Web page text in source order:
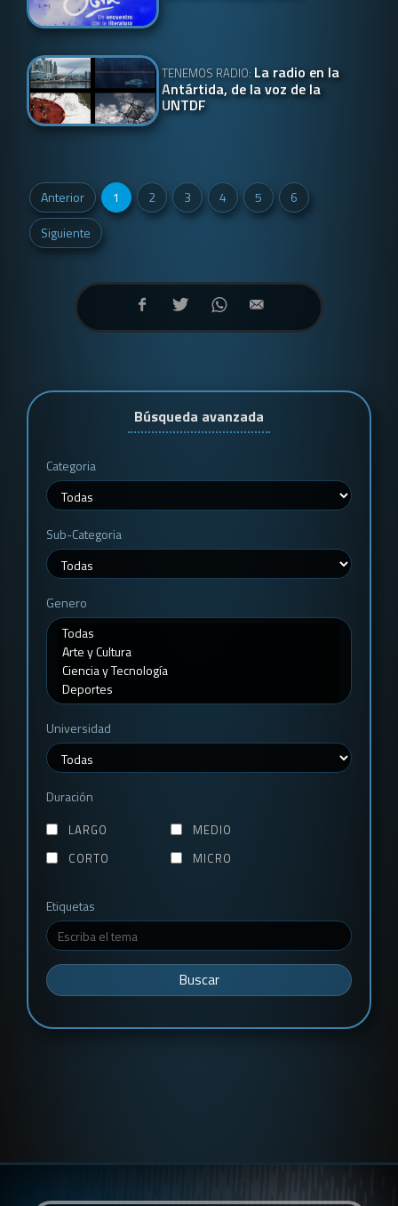
TENEMOS RADIO: La radio en la
Antártida, de la voz de la
UNTDF
Anterior 1 2 3 4 5
6
Siguiente
Búsqueda avanzada
Categoria
Sub-Categoria
Genero
Universidad
Duración
LARGO
MEDIO
CORTO
MICRO
Etiquetas
Buscar